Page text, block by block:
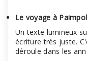
Le voyage à Paimpol
Un texte lumineux
écriture très juste.
déroule dans les